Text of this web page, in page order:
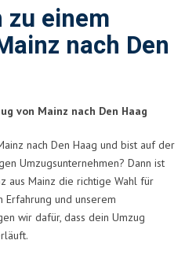
einem
nach Den
von Mainz nach Den Haag
nach Den Haag und bist auf der
Umzugsunternehmen? Dann ist
aus Mainz die richtige Wahl für
und unserem
wir dafür, dass dein Umzug